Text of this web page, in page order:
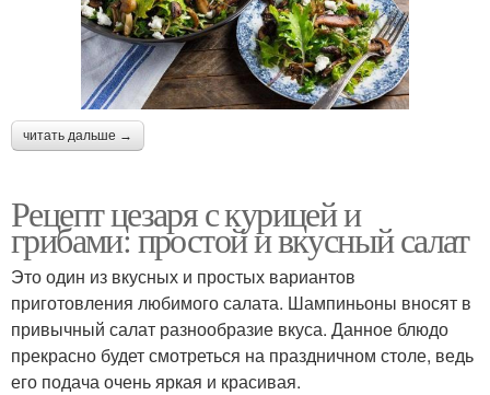
читать дальше →
Рецепт цезаря с курицей и
грибами: простой и вкусный салат
Это один из вкусных и простых вариантов
приготовления любимого салата. Шампиньоны вносят в
привычный салат разнообразие вкуса. Данное блюдо
прекрасно будет смотреться на праздничном столе, ведь
его подача очень яркая и красивая.